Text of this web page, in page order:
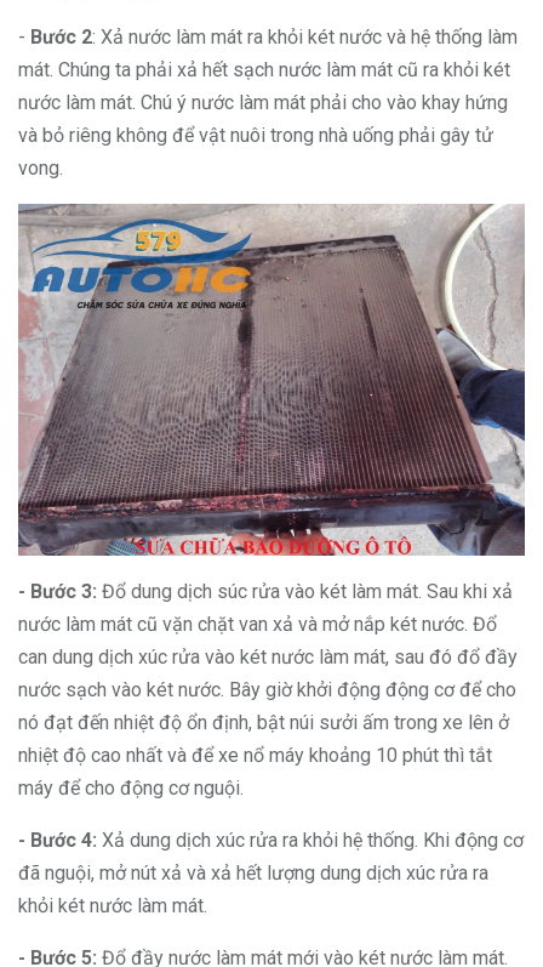
- Bước 2: Xả nước làm mát ra khỏi két nước và hệ thống làm
mát. Chúng ta phải xả hết sạch nước làm mát cũ ra khỏi két
nước làm mát. Chú ý nước làm mát phải cho vào khay hứng
và bỏ riêng không để vật nuôi trong nhà uống phải gây tử
vong.
- Bước 3: Đổ dung dịch súc rửa vào két làm mát. Sau khi xả
nước làm mát cũ vặn chặt van xả và mở nắp két nước. Đổ
can dung dịch xúc rửa vào két nước làm mát, sau đó đổ đầy
nước sạch vào két nước. Bây giờ khởi động động cơ để cho
nó đạt đến nhiệt độ ổn định, bật núi sưởi ấm trong xe lên ở
nhiệt độ cao nhất và để xe nổ máy khoảng 10 phút thì tắt
máy để cho động cơ nguội.
- Bước 4: Xả dung dịch xúc rửa ra khỏi hệ thống. Khi động cơ
đã nguội, mở nút xả và xả hết lượng dung dịch xúc rửa ra
khỏi két nước làm mát.
- Bước 5: Đổ đầy nước làm mát mới vào két nước làm mát.